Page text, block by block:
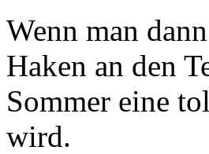
Wenn man
Haken an den
Sommer eine
wird.